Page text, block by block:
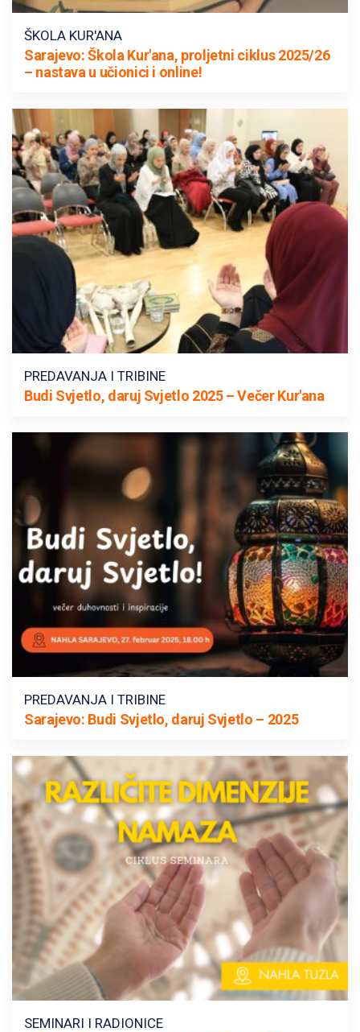
ŠKOLA KUR'ANA
Sarajevo: Škola Kur'ana, proljetni ciklus 2025/26
– nastava u učionici i online!
PREDAVANJA I TRIBINE
Budi Svjetlo, daruj Svjetlo 2025 – Večer Kur'ana
PREDAVANJA I TRIBINE
Sarajevo: Budi Svjetlo, daruj Svjetlo – 2025
SEMINARI I RADIONICE